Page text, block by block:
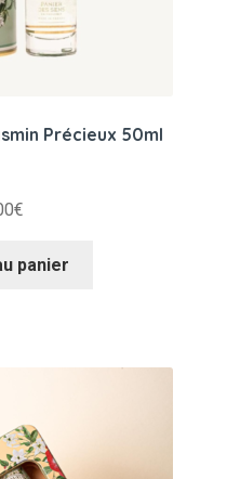
Précieux 50ml
€
panier